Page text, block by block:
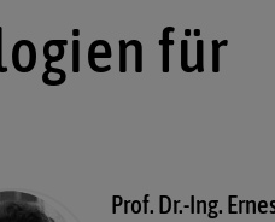
für
Prof. Dr.-Ing.